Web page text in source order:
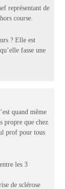
représentant de
course.
? Elle est
fasse une
quand même
propre que chez
prof pour tous
les 3
de sclérose